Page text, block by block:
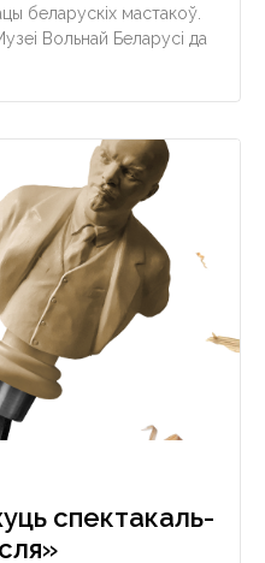
беларускіх мастакоў.
Вольнай Беларусі да
спектакаль-